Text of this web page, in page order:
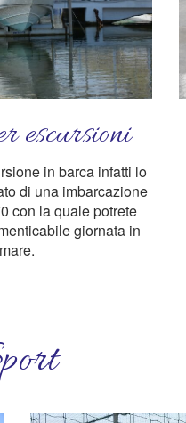
escursioni
in barca infatti lo
di una imbarcazione
con la quale potrete
giornata in
mare.